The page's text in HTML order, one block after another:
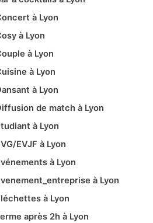
à Lyon
à Lyon
à Lyon
à Lyon
à Lyon
de match à Lyon
à Lyon
EVJF à Lyon
à Lyon
à Lyon
à Lyon
après 2h à Lyon